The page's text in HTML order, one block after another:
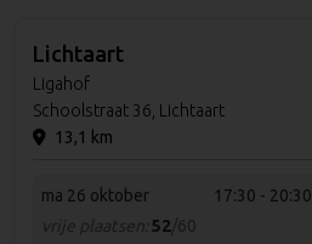
Lichtaart
Ligahof
Schoolstraat 36, Lichtaart
13,1 km
ma 26 oktober
17:30 - 20:30
vrije plaatsen: 52/60